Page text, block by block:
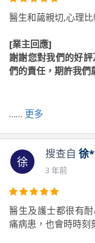
醫生和藹親切,心理
[業主回應]
謝謝您對我們的好
們的責任，期許我們
前往原文出處
…… 更多
徐
搜查自 徐
3 年前
醫生及護士都很有
痛病患，也會時時刻